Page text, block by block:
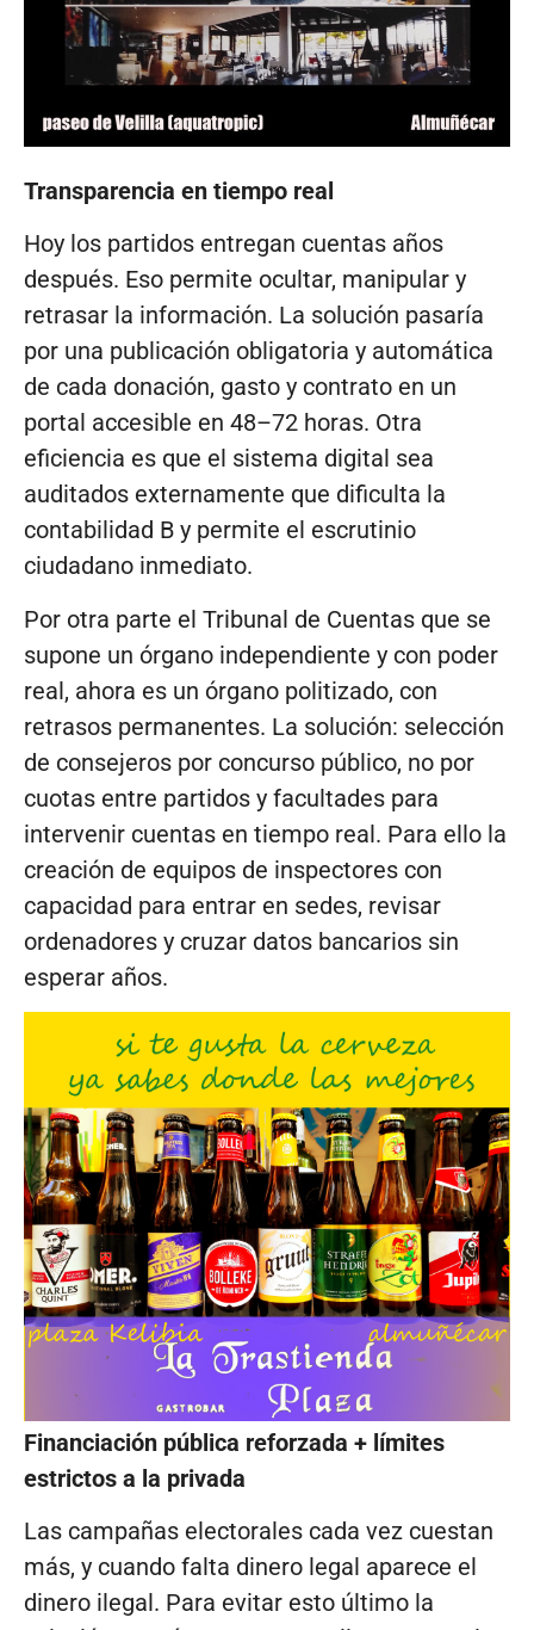
Transparencia en tiempo real
Hoy los partidos entregan cuentas años
después. Eso permite ocultar, manipular y
retrasar la información. La solución pasaría
por una publicación obligatoria y automática
de cada donación, gasto y contrato en un
portal accesible en 48–72 horas. Otra
eficiencia es que el sistema digital sea
auditados externamente que dificulta la
contabilidad B y permite el escrutinio
ciudadano inmediato.
Por otra parte el Tribunal de Cuentas que se
supone un órgano independiente y con poder
real, ahora es un órgano politizado, con
retrasos permanentes. La solución: selección
de consejeros por concurso público, no por
cuotas entre partidos y facultades para
intervenir cuentas en tiempo real. Para ello la
creación de equipos de inspectores con
capacidad para entrar en sedes, revisar
ordenadores y cruzar datos bancarios sin
esperar años.
Financiación pública reforzada + límites
estrictos a la privada
Las campañas electorales cada vez cuestan
más, y cuando falta dinero legal aparece el
dinero ilegal. Para evitar esto último la